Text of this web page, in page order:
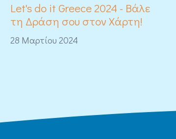
Let's do it Greece 2024 - Βάλε
τη Δράση σου στον Χάρτη!
28 Μαρτίου 2024